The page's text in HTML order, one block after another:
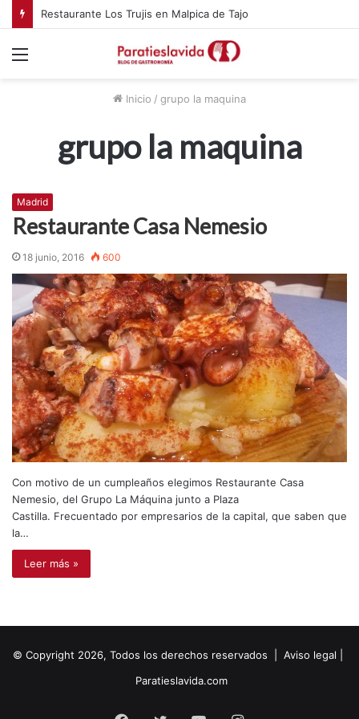
Restaurante Los Trujis en Malpica de Tajo
Inicio / grupo la maquina
grupo la maquina
Madrid
Restaurante Casa Nemesio
18 junio, 2016 600
Con motivo de un cumpleaños elegimos Restaurante Casa
Nemesio, del Grupo La Máquina junto a Plaza
Castilla. Frecuentado por empresarios de la capital, que saben que
la…
Leer más »
© Copyright 2026, Todos los derechos reservados | Aviso legal
Paratieslavida.com